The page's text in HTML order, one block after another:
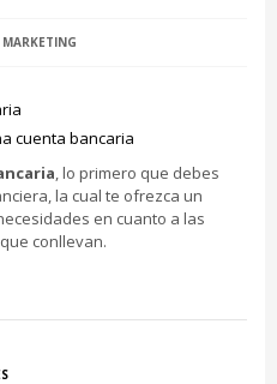
MARKETING
, lo primero que debes
la cual te ofrezca un
en cuanto a las
conllevan.